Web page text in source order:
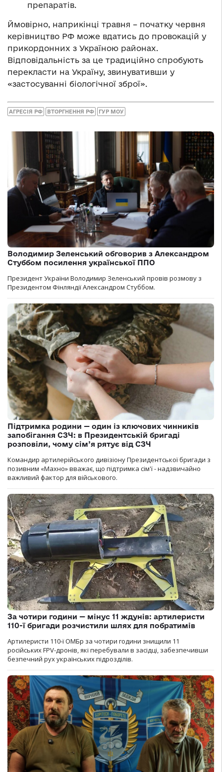
препаратів.
Ймовірно, наприкінці травня – початку червня
керівництво РФ може вдатись до провокацій у
прикордонних з Україною районах.
Відповідальність за це традиційно спробують
перекласти на Україну, звинувативши у
«застосуванні біологічної зброї».
АГРЕСІЯ РФ ВТОРГНЕННЯ РФ ГУР МОУ
Володимир Зеленський обговорив з Александром
Стуббом посилення української ППО
Президент України Володимир Зеленський провів розмову з
Президентом Фінляндії Александром Стуббом.
Підтримка родини — один із ключових чинників
запобігання СЗЧ: в Президентській бригаді
розповіли, чому сім’я рятує від СЗЧ
Командир артилерійського дивізіону Президентської бригади з
позивним «Махно» вважає, що підтримка сім'ї - надзвичайно
важливий фактор для військового.
За чотири години — мінус 11 ждунів: артилеристи
110-ї бригади розчистили шлях для побратимів
Артилеристи 110-ї ОМБр за чотири години знищили 11
російських FPV-дронів, які перебували в засідці, забезпечивши
безпечний рух українських підрозділів.